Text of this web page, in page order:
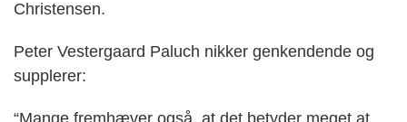
Christensen.
Peter Vestergaard Paluch nikker genkendende og
supplerer:
“Mange fremhæver også, at det betyder meget at